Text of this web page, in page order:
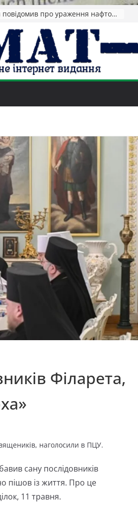
Зеленський повідомив про ураження нафтозаводів РФ за понад 1300 км від фронту
Філарета,
наголосили в ПЦУ.
сану послідовників
пішов із життя. Про це
11 травня.